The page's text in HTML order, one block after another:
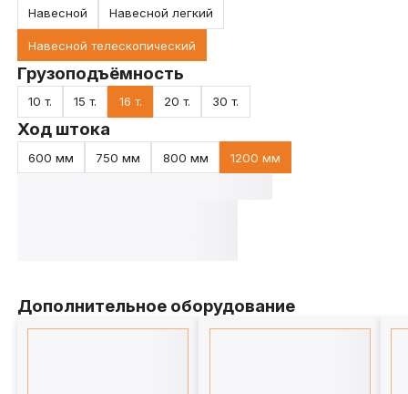
Навесной Навесной легкий
Навесной телескопический
Грузоподъёмность
10 т. 15 т. 16 т. 20 т. 30 т.
Ход штока
600 мм 750 мм 800 мм 1200 мм
Дополнительное оборудование